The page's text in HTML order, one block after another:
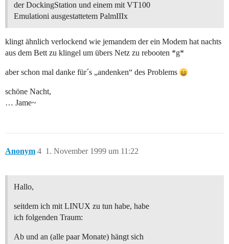
der DockingStation und einem mit VT100
Emulationi ausgestattetem PalmIIIx
klingt ähnlich verlockend wie jemandem der ein Modem hat nachts
aus dem Bett zu klingel um übers Netz zu rebooten *g*
aber schon mal danke für´s „andenken“ des Problems
schöne Nacht,
… Jame~
Anonym 1. November 1999 um 11:22
4
Hallo,
seitdem ich mit LINUX zu tun habe, habe
ich folgenden Traum:
Ab und an (alle paar Monate) hängt sich